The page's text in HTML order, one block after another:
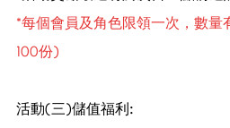
*每個會員及角色限領一次，數
100份)
活動(三)儲值福利: